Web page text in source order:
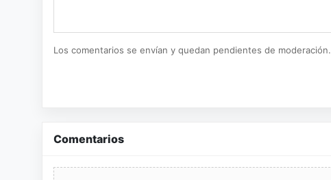
Los comentarios se envían y quedan pendientes de moderación.
Comentarios